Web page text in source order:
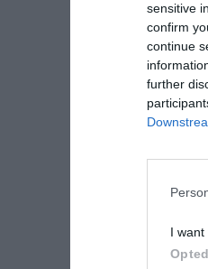
sensitive
confirm
continue
further
I want